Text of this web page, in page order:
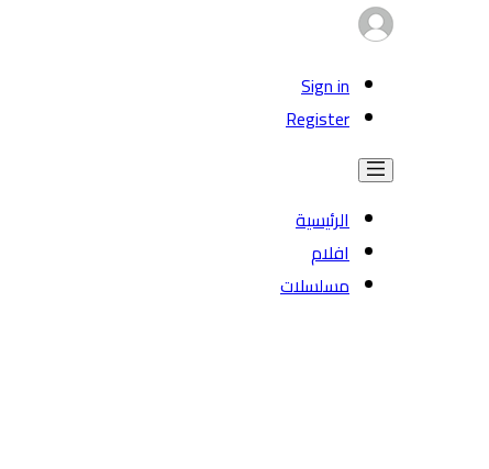
Sign in
Register
الرئيسية
افلام
مسلسلات